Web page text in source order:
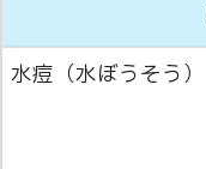
水痘（水ぼうそう）